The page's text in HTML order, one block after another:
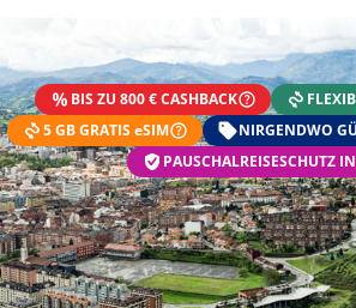
BIS ZU 800 € CASHBACK
5 GB GRATIS eSIM
NIRGENDWO
PAUSCHALREISESCHUTZ